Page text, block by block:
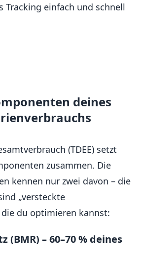
Tracking einfach und schnell
deines
(TDEE) setzt
zusammen. Die
kennen nur zwei davon – die
„versteckte
du optimieren kannst:
(BMR) – 60–70 % deines